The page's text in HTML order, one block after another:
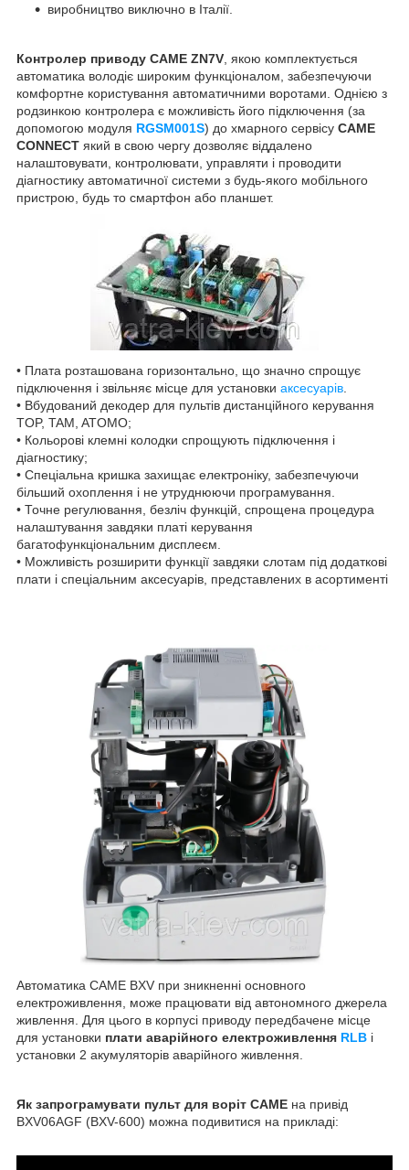
виробництво виключно в Італії.
Контролер приводу CAME ZN7V, якою комплектується
автоматика володіє широким функціоналом, забезпечуючи
комфортне користування автоматичними воротами. Однією з
родзинкою контролера є можливість його підключення (за
допомогою модуля RGSM001S) до хмарного сервісу CAME
CONNECT який в свою чергу дозволяє віддалено
налаштовувати, контролювати, управляти і проводити
діагностику автоматичної системи з будь-якого мобільного
пристрою, будь то смартфон або планшет.
• Плата розташована горизонтально, що значно спрощує
підключення і звільняє місце для установки аксесуарів.
• Вбудований декодер для пультів дистанційного керування
TOP, TAM, ATOMO;
• Кольорові клемні колодки спрощують підключення і
діагностику;
• Спеціальна кришка захищає електроніку, забезпечуючи
більший охоплення і не утруднюючи програмування.
• Точне регулювання, безліч функцій, спрощена процедура
налаштування завдяки платі керування
багатофункціональним дисплеєм.
• Можливість розширити функції завдяки слотам під додаткові
плати і спеціальним аксесуарів, представлених в асортименті
Автоматика CAME BXV при зникненні основного
електроживлення, може працювати від автономного джерела
живлення. Для цього в корпусі приводу передбачене місце
для установки плати аварійного електроживлення RLB і
установки 2 акумуляторів аварійного живлення.
Як запрограмувати пульт для воріт CAME на привід
BXV06AGF (BXV-600) можна подивитися на прикладі: